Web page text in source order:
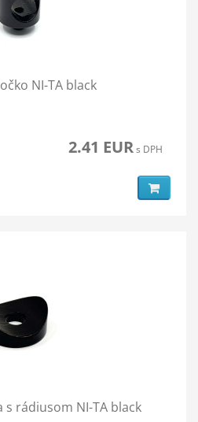
NI-TA black
2.41 EURs DPH
rádiusom NI-TA black